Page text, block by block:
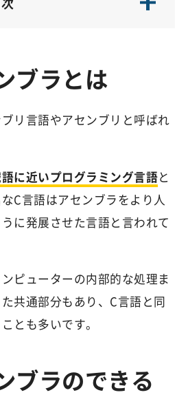
ブラとは
リ言語やアセンブリと呼ばれ
に近いプログラミング言語と
C言語はアセンブラをより人
に発展させた言語と言われて
ピューターの内部的な処理ま
共通部分もあり、C言語と同
とも多いです。
ブラのできる